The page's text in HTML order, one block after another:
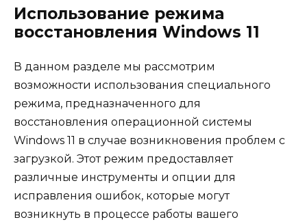
Использование режима
восстановления Windows 11
В данном разделе мы рассмотрим
возможности использования специального
режима, предназначенного для
восстановления операционной системы
Windows 11 в случае возникновения проблем с
загрузкой. Этот режим предоставляет
различные инструменты и опции для
исправления ошибок, которые могут
возникнуть в процессе работы вашего